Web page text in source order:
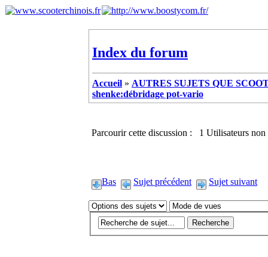
Index du forum
Accueil » AUTRES SUJETS QUE
shenke:débridage pot-vario
Parcourir cette discussion : 1 Utilisateurs non
Bas Sujet précédent Sujet suivant